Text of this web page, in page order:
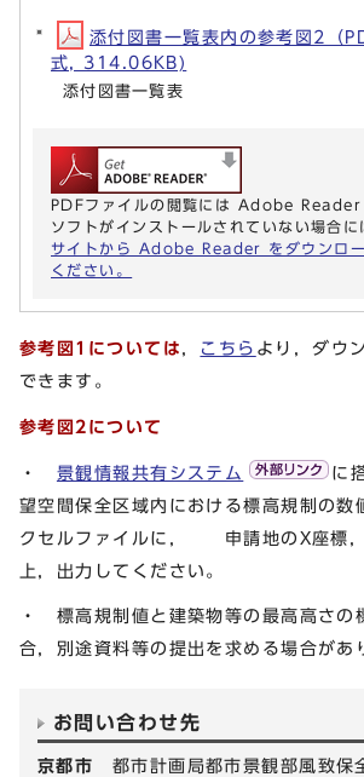
添付図書一覧表内の参考図2（
式, 314.06KB)
添付図書一覧表
PDFファイルの閲覧には Adobe Reader
ソフトがインストールされていない場合に
サイトから Adobe Reader をダウンロー
ください。
参考図1については こちら より，ダウ
できます。
参考図2について
・ 景観情報共有システム
に
望空間保全区域内における標高規制の数
クセルファイルに， 申請地のX座標，
上，出力してください。
・ 標高規制値と建築物等の最高高さの
合，別途資料等の提出を求める場合があ
お問い合わせ先
京都市 都市計画局都市景観部風致保